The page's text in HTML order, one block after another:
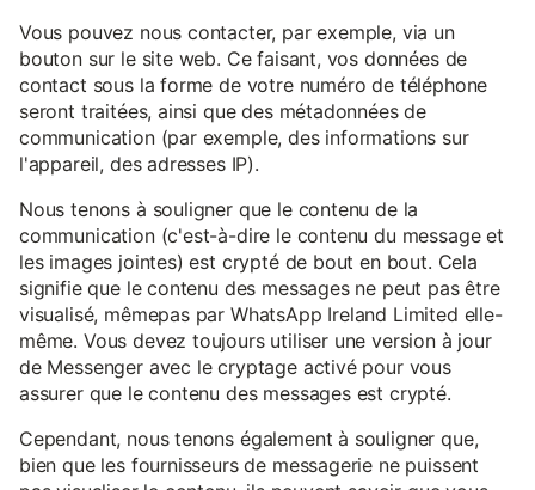
Vous pouvez nous contacter, par exemple, via un
bouton sur le site web. Ce faisant, vos données de
contact sous la forme de votre numéro de téléphone
seront traitées, ainsi que des métadonnées de
communication (par exemple, des informations sur
l'appareil, des adresses IP).
Nous tenons à souligner que le contenu de la
communication (c'est-à-dire le contenu du message et
les images jointes) est crypté de bout en bout. Cela
signifie que le contenu des messages ne peut pas être
visualisé, mêmepas par WhatsApp Ireland Limited elle-
même. Vous devez toujours utiliser une version à jour
de Messenger avec le cryptage activé pour vous
assurer que le contenu des messages est crypté.
Cependant, nous tenons également à souligner que,
bien que les fournisseurs de messagerie ne puissent